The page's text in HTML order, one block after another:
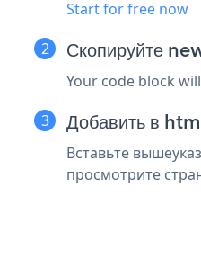
Start for free now
Скопируйте
Your code block
Добавить в
Вставьте
просмотрите